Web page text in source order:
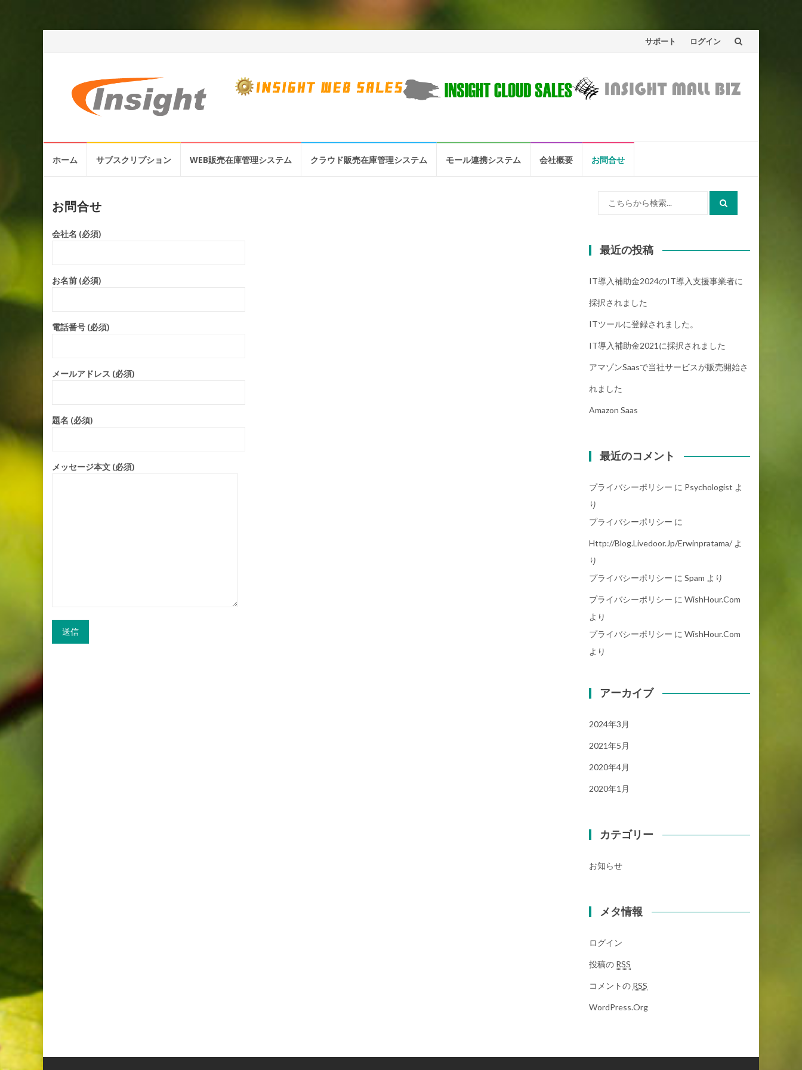
コ
テ
キ
プ
サポート ログイン
ホーム サブスクリプション WEB販売在庫管理システム クラウド販売在庫管理システム モール連携システム 会社概要 お問合せ
お問合せ
会社名 (必須)
お名前 (必須)
電話番号 (必須)
メールアドレス (必須)
題名 (必須)
メッセージ本文 (必須)
最近の投稿
IT導入補助金2024のIT導入支援事業者に
採択されました
ITツールに登録されました。
IT導入補助金2021に採択されました
アマゾンsaasで当社サービスが販売開始さ
れました
Amazon Saas
最近のコメント
プライバシーポリシー に Psychologist よ
り
プライバシーポリシー に
Http://blog.livedoor.jp/erwinpratama/ よ
り
プライバシーポリシー に Spam より
プライバシーポリシー に WishHour.Com
より
プライバシーポリシー に WishHour.Com
より
アーカイブ
2024年3月
2021年5月
2020年4月
2020年1月
カテゴリー
お知らせ
メタ情報
ログイン
投稿の RSS
コメントの RSS
WordPress.org